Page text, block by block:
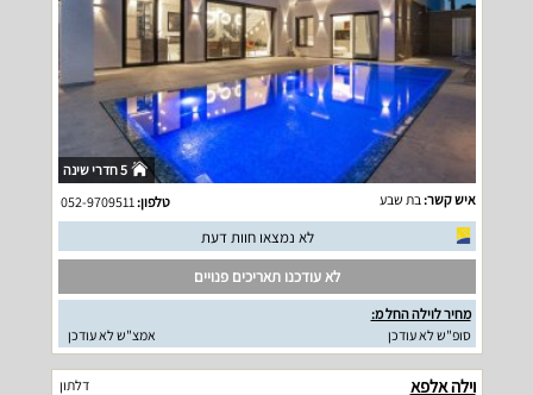
5 חדרי שינה
איש קשר: בת שבע טלפון:
לא נמצאו חוות דעת
לא עודכנו תאריכים פנויים
מחיר לוילה החל מ:
סופ"ש לא עודכן
אמצ"ש לא עודכן
וילה אלפא דלתון